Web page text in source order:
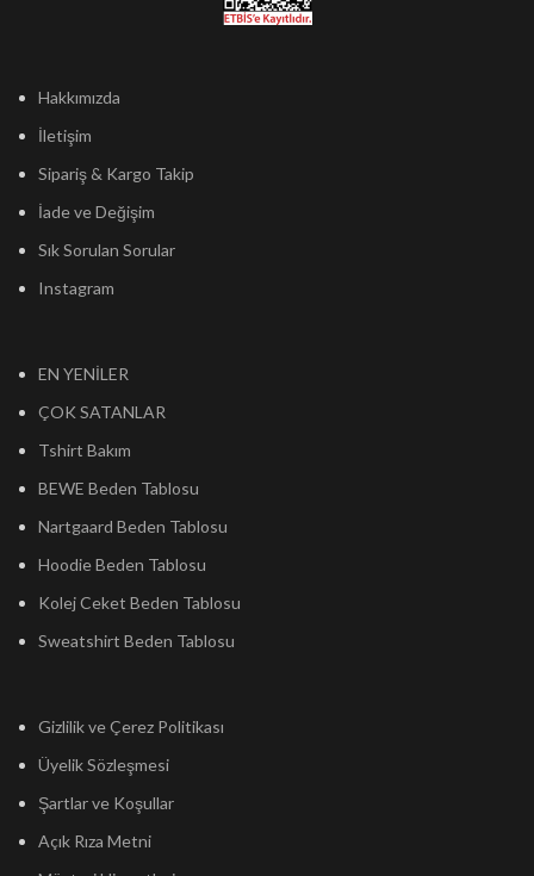
Hakkımızda
İletişim
Sipariş & Kargo Takip
İade ve Değişim
Sık Sorulan Sorular
Instagram
EN YENİLER
ÇOK SATANLAR
Tshirt Bakım
BEWE Beden Tablosu
Nartgaard Beden Tablosu
Hoodie Beden Tablosu
Kolej Ceket Beden Tablosu
Sweatshirt Beden Tablosu
Gizlilik ve Çerez Politikası
Üyelik Sözleşmesi
Şartlar ve Koşullar
Açık Rıza Metni